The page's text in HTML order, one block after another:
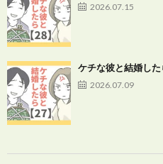
2026.07.15
ケチな彼と結婚した
2026.07.09